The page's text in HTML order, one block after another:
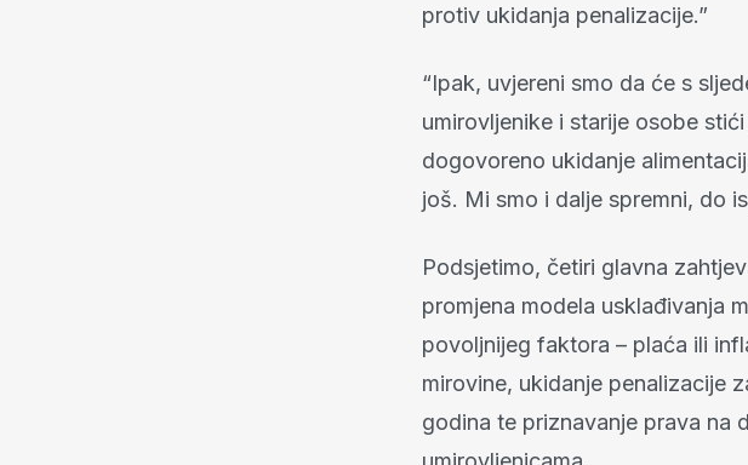
protiv ukidanja penalizacije.”
“Ipak, uvjereni smo da će s
umirovljenike i starije osobe
dogovoreno ukidanje
još. Mi smo i dalje spremni, do
Podsjetimo, četiri glavna
promjena modela usklađivanja
povoljnijeg faktora – plaća ili
mirovine, ukidanje penalizacije
godina te priznavanje prava na